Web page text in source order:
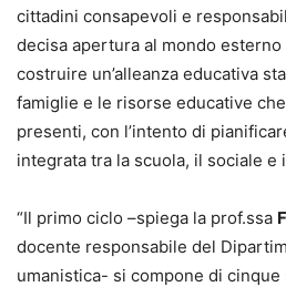
cittadini consapevoli e
decisa apertura al mondo
costruire un’alleanza educativa
famiglie e le risorse educative
presenti, con l’intento di
integrata tra la scuola, il sociale e
“Il primo ciclo –spiega la prof.ssa
docente responsabile del
umanistica- si compone di